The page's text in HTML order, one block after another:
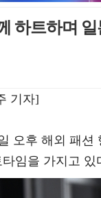
하트하며
기자]
오후 해외 패
임을 가지고 있